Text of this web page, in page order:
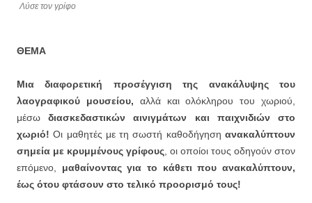
Λύσε τον γρίφο
ΘΕΜΑ
Μια διαφορετική προσέγγιση της ανακάλυψης του
λαογραφικού μουσείου, αλλά και ολόκληρου του χωριού,
μέσωδιασκεδαστικών αινιγμάτων και παιχνιδιών στο
χωριό! Οι μαθητές με τη σωστή καθοδήγηση ανακαλύπτουν
σημεία με κρυμμένους γρίφους , οι οποίοι τους οδηγούν στον
επόμενο, μαθαίνοντας για το κάθετι που ανακαλύπτουν,
έως ότου φτάσουν στο τελικό προορισμό τους!